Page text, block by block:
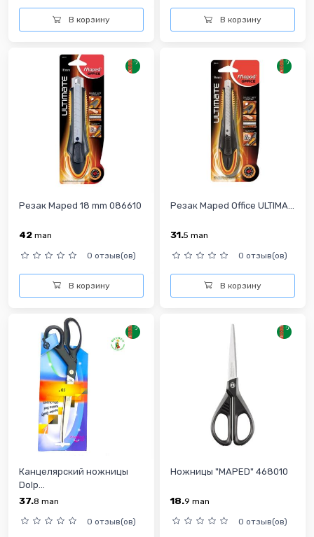
В корзину В корзину
Резак Maped 18 mm 086610
42 man
0 отзыв(ов)
В корзину
Резак Maped Office ULTIMA...
31.5 man
0 отзыв(ов)
В корзину
Канцелярский ножницы
Dolp...
37.8 man
0 отзыв(ов)
Ножницы "MAPED" 468010
18.9 man
0 отзыв(ов)